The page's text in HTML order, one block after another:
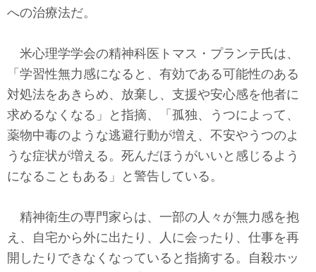
東アジア
東京発
への治療法だ。
米心理学学会の精神科医トマス・プランテ氏は、
「学習性無力感になると、有効である可能性のある
対処法をあきらめ、放棄し、支援や安心感を他者に
求めるなくなる」と指摘、「孤独、うつによって、
薬物中毒のような逃避行動が増え、不安やうつのよ
うな症状が増える。死んだほうがいいと感じるよう
になることもある」と警告している。
精神衛生の専門家らは、一部の人々が無力感を抱
え、自宅から外に出たり、人に会ったり、仕事を再
開したりできなくなっていると指摘する。自殺ホッ